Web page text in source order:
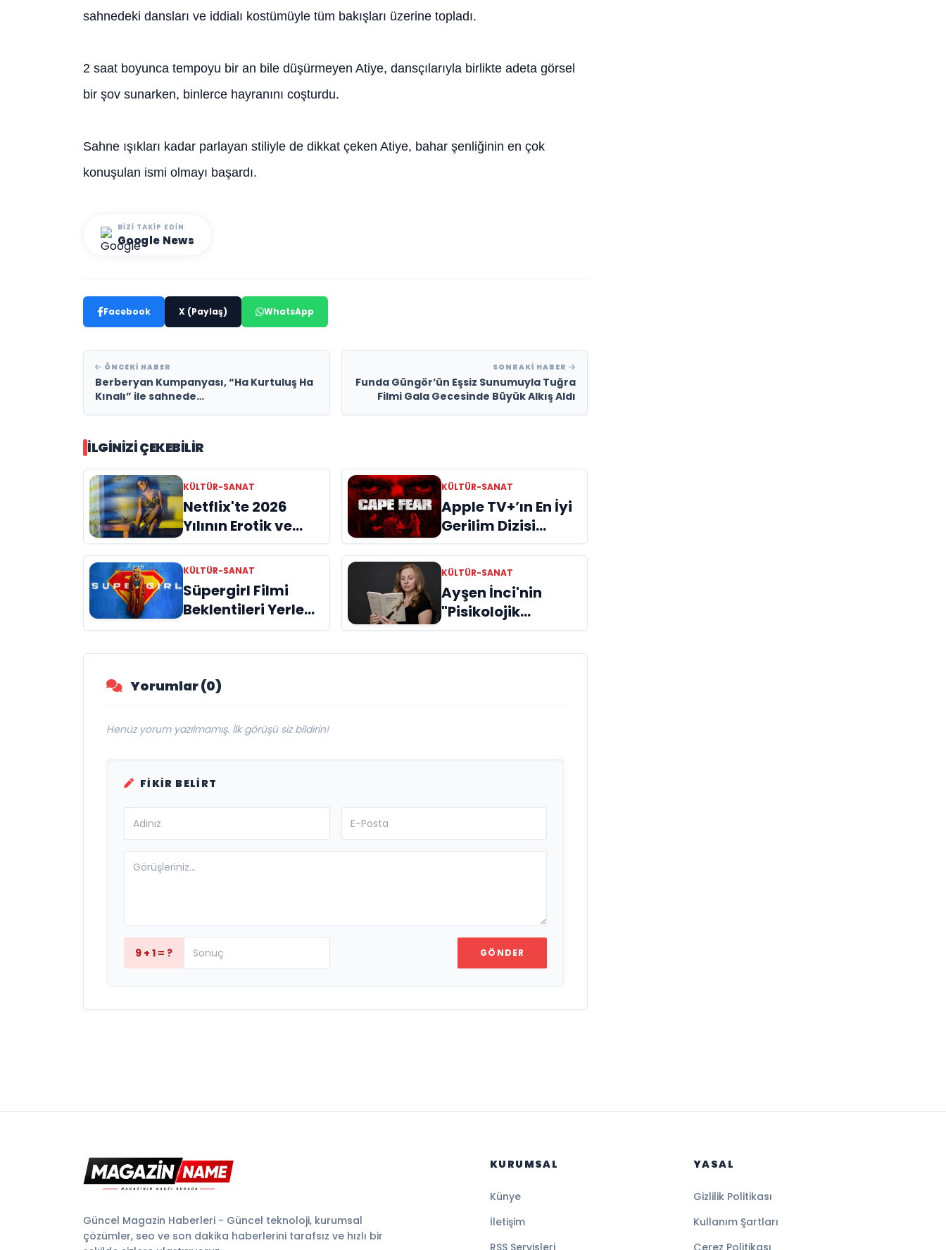
sahnedeki dansları ve iddialı kostümüyle tüm bakışları üzerine topladı.
2 saat boyunca tempoyu bir an bile düşürmeyen Atiye, dansçılarıyla birlikte adeta görsel
bir şov sunarken, binlerce hayranını coşturdu.
Sahne ışıkları kadar parlayan stiliyle de dikkat çeken Atiye, bahar şenliğinin en çok
konuşulan ismi olmayı başardı.
BIZI TAKIP EDIN
Google News
Facebook X (Paylaş) WhatsApp
ÖNCEKI HABER
Berberyan Kumpanyası, “Ha Kurtuluş Ha
Kınalı” ile sahnede…
SONRAKI HABER
Funda Güngör’ün Eşsiz Sunumuyla Tuğra
Filmi Gala Gecesinde Büyük Alkış Aldı
İLGINIZI ÇEKEBILIR
KÜLTÜR-SANAT
Netflix'te 2026
Yılının Erotik ve
Tutku Dolu
Yapımları
KÜLTÜR-SANAT
Apple TV+’ın En İyi
Gerilim Dizisi
"Cape Fear"
İncelemes
KÜLTÜR-SANAT
Süpergirl Filmi
Beklentileri Yerle
Bir Etti: Yılın En
mi?
KÜLTÜR-SANAT
Ayşen İnci'nin
"Pisikolojik
Öyküler" adlı yeni
kitabı raflardaki
Yorumlar (0)
Henüz yorum yazılmamış. İlk görüşü siz bildirin!
FIKIR BELIRT
9 + 1 = ? GÖNDER
Güncel Magazin Haberleri - Güncel teknoloji, kurumsal
çözümler, seo ve son dakika haberlerini tarafsız ve hızlı bir
KURUMSAL
Künye
İletişim
RSS Servisleri
YASAL
Gizlilik Politikası
Kullanım Şartları
Çerez Politikası